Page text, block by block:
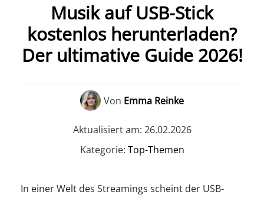
Musik auf USB-Stick
kostenlos herunterladen?
Der ultimative Guide 2026!
Von Emma Reinke
Aktualisiert am: 26.02.2026
Kategorie: Top-Themen
In einer Welt des Streamings scheint der USB-